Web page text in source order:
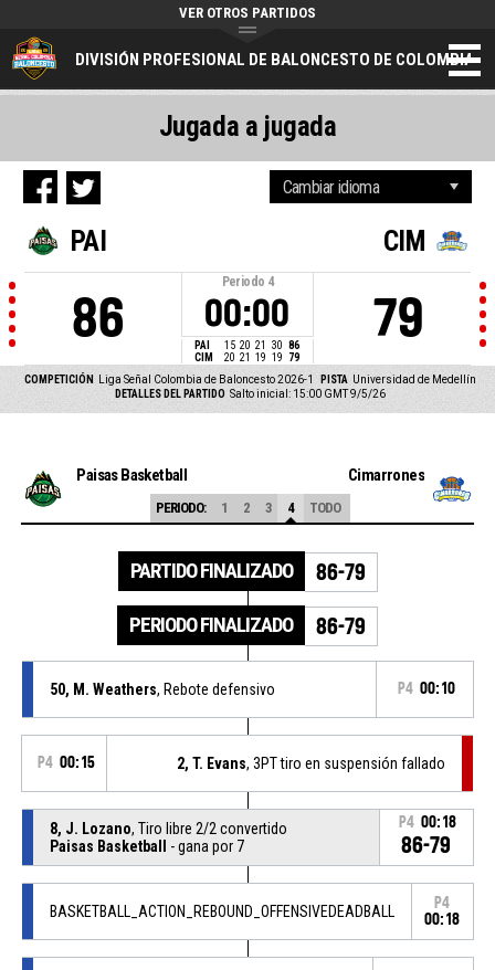
DIVISIÓN PROFESIONAL DE BALONCESTO DE COLOMBIA
VER OTROS PARTIDOS
PAI
86
Periodo 4
00:00
PAI 15 20 21 30 86
CIM
20 21 19 19 79
CIM
79
COMPETICIÓN Liga Señal Colombia de Baloncesto 2026-1 PISTA Universidad de Medellín
DETALLES DEL PARTIDO Salto inicial: 15:00 GMT 9/5/26
Jugada a jugada
Paisas Basketball Cimarrones
PERIODO: 1 2 3 4 TODO
PARTIDO FINALIZADO 86-79
PERIODO FINALIZADO 86-79
50, M. Weathers, Rebote defensivo P4 00:10
P4 00:15 2, T. Evans, 3PT tiro en suspensión fallado
8, J. Lozano, Tiro libre 2/2 convertido
Paisas Basketball
- gana por 7
P4 00:18
86-79
BASKETBALL_ACTION_REBOUND_OFFENSIVEDEADBALL
P4
00:18